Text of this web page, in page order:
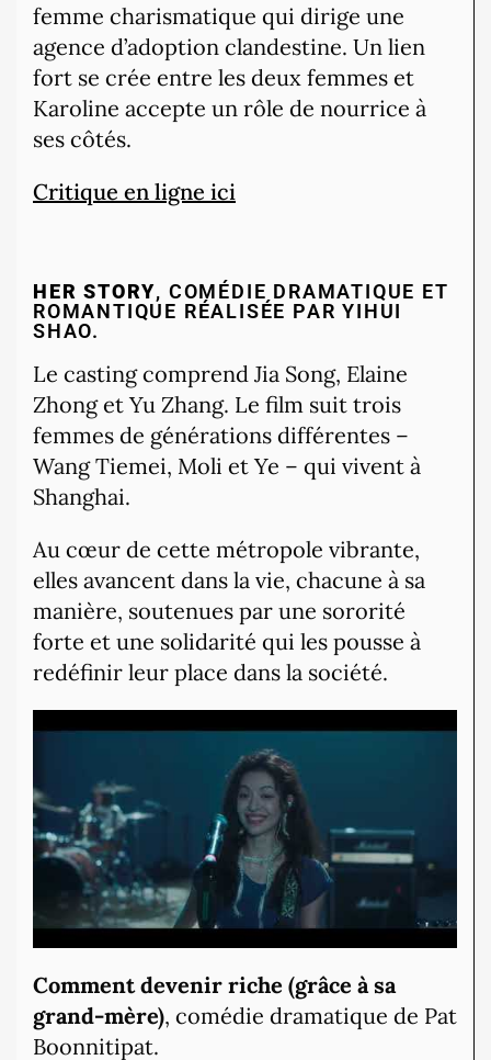
femme charismatique qui dirige une
agence d’adoption clandestine. Un lien
fort se crée entre les deux femmes et
Karoline accepte un rôle de nourrice à
ses côtés.
Critique en ligne ici
HER STORY, COMÉDIE DRAMATIQUE ET
ROMANTIQUE RÉALISÉE PAR YIHUI
SHAO.
Le casting comprend Jia Song, Elaine
Zhong et Yu Zhang. Le film suit trois
femmes de générations différentes –
Wang Tiemei, Moli et Ye – qui vivent à
Shanghai.
Au cœur de cette métropole vibrante,
elles avancent dans la vie, chacune à sa
manière, soutenues par une sororité
forte et une solidarité qui les pousse à
redéfinir leur place dans la société.
Comment devenir riche (grâce à sa
grand-mère), comédie dramatique de Pat
Boonnitipat.